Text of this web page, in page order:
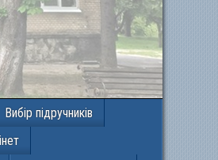
Вибір підручників